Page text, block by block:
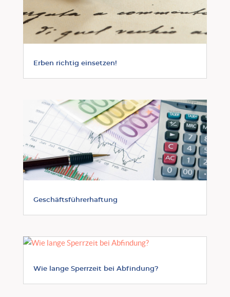
Erben richtig einsetzen!
Geschäftsführerhaftung
Wie lange Sperrzeit bei Abfindung?